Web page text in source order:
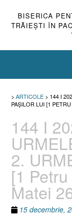
BISERICA
TRĂIEŞTI ÎN
> ARTICOLE > 144 I
PAȘILOR LUI [1
144 I
2.
[1
Matei
15 decembrie,